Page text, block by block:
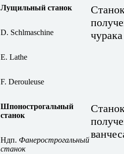
Лущильный станок
чурака
D. Schlmaschine
E. Lathe
F. Derouleuse
Шпонострогальный
станок
Ндп. Фанерострогальный
станок